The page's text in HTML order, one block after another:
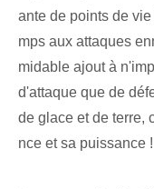
ante de points de
mps aux attaques
midable ⁣ajout à
d'attaque que de
de glace et de terre,
nce et sa puissance !